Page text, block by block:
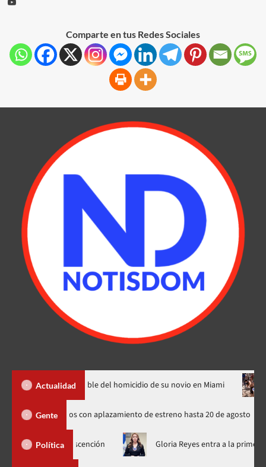
Comparte en tus Redes Sociales
Actualidad
culpable del homicidio de su novio en Miami El
Gente
rusos de Spider-Man indignados con aplazamiento de estreno hasta 20
Política
Ascención Gloria Reyes entra a la primera línea de